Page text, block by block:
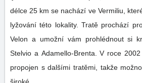
délce 25 km se nachází ve Vermiliu,
lyžování této lokality. Tratě prochází
Velon a umožní vám prohlédnout si
Stelvio a Adamello-Brenta. V roce
propojen s dalšími tratěmi, takže